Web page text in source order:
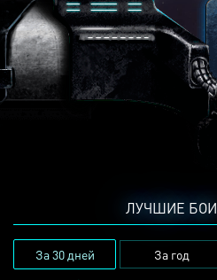
ЛУЧШИЕ БОИ
За 30 дней За год